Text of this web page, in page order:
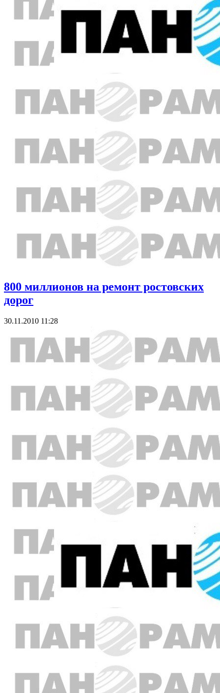
800 миллионов на ремонт ростовских
дорог
30.11.2010 11:28